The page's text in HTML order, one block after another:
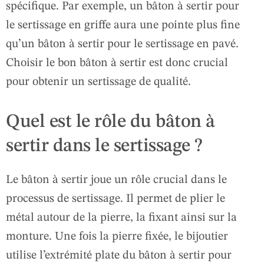
spécifique. Par exemple, un bâton à sertir pour
le sertissage en griffe aura une pointe plus fine
qu’un bâton à sertir pour le sertissage en pavé.
Choisir le bon bâton à sertir est donc crucial
pour obtenir un sertissage de qualité.
Quel est le rôle du bâton à
sertir dans le sertissage ?
Le bâton à sertir joue un rôle crucial dans le
processus de sertissage. Il permet de plier le
métal autour de la pierre, la fixant ainsi sur la
monture. Une fois la pierre fixée, le bijoutier
utilise l’extrémité plate du bâton à sertir pour